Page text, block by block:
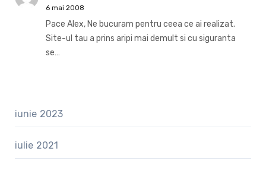
6 mai 2008
Pace Alex, Ne bucuram pentru ceea ce ai realizat.
Site-ul tau a prins aripi mai demult si cu siguranta
se…
iunie 2023
iulie 2021